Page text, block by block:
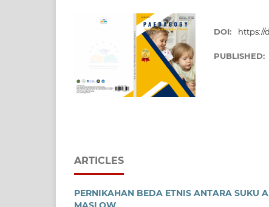
DOI: https://
PUBLISHED:
ARTICLES
PERNIKAHAN BEDA ETNIS ANTARA SUKU